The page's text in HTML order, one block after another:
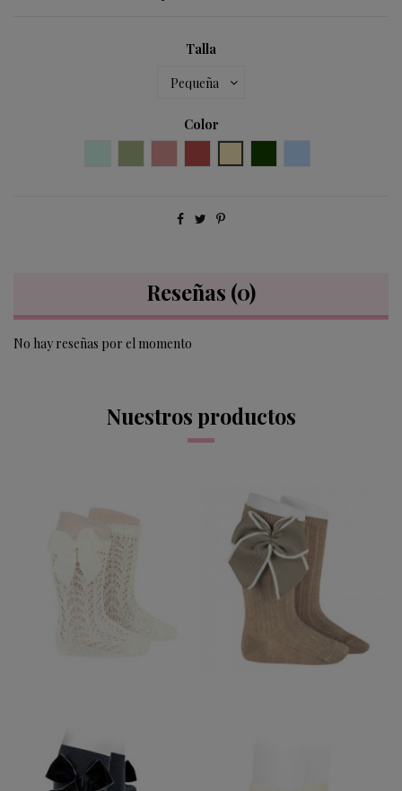
Talla
Color
Reseñas (0)
No hay reseñas por el momento
Nuestros productos
CALCETIN CALADO
ALTO CAVA LAZO
LATERAL GROGREM
12,95 €